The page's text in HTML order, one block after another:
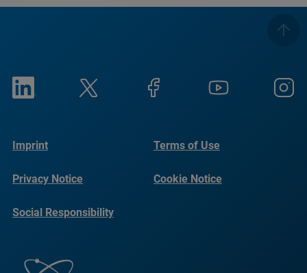
Imprint Terms of Use
Privacy Notice Cookie Notice
Social Responsibility